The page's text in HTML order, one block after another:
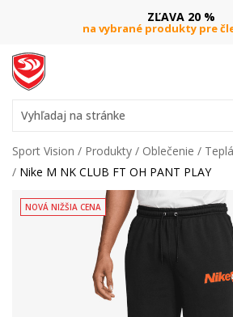
ZĽAVA 20 %
na vybrané produkty pre
Vyhľadaj na stránke
Sport Vision Produkty Oblečenie
Nike M NK CLUB FT OH PANT PLAY
NOVÁ NIŽŠIA CENA